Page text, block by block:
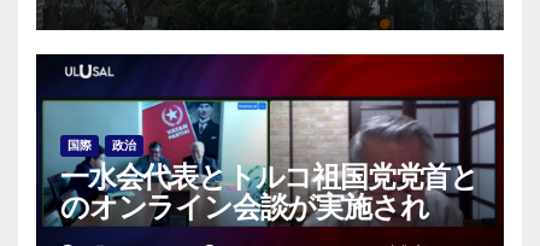
国際 政治
一水会代表とトルコ祖国党党首と
のオンライン会談が実施され
る！